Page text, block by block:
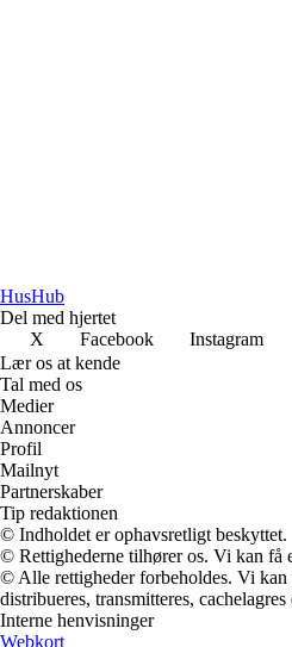
HusHub
Del med hjertet
X
Facebook Instagram
Lær os at kende
Tal med os
Medier
Annoncer
Profil
Mailnyt
Partnerskaber
Tip redaktionen
© Indholdet er ophavsretligt beskyttet.
© Rettighederne tilhører os. Vi kan få
© Alle rettigheder forbeholdes. Vi kan
distribueres, transmitteres,
Interne henvisninger
Webkort